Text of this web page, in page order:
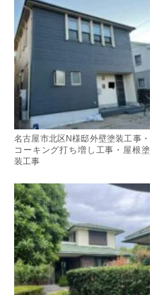
名古屋市北区N様邸外壁塗装工事・
コーキング打ち増し工事・屋根塗
装工事